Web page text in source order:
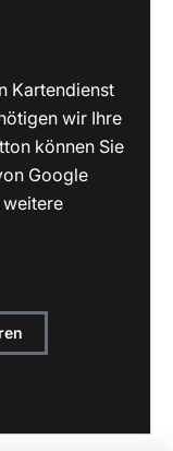
Kartendienst
wir Ihre
können Sie
Google
weitere